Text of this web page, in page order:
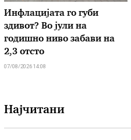
Инфлацијата го губи
здивот? Во јули на
годишно ниво забави на
2,3 отсто
07/08/2026 14:08
Најчитани